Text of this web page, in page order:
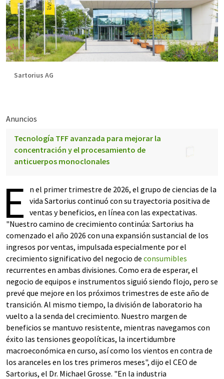
Sartorius AG
Anuncios
Tecnología TFF avanzada para mejorar la
concentración y el procesamiento de
anticuerpos monoclonales
E
n el primer trimestre de 2026, el grupo de ciencias de la
vida Sartorius continuó con su trayectoria positiva de
ventas y beneficios, en línea con las expectativas.
"Nuestro camino de crecimiento continúa: Sartorius ha
comenzado el año 2026 con una expansión sustancial de los
ingresos por ventas, impulsada especialmente por el
crecimiento significativo del negocio de consumibles
recurrentes en ambas divisiones. Como era de esperar, el
negocio de equipos e instrumentos siguió siendo flojo, pero se
prevé que mejore en los próximos trimestres de este año de
transición. Al mismo tiempo, la división de laboratorio ha
vuelto a la senda del crecimiento. Nuestro margen de
beneficios se mantuvo resistente, mientras navegamos con
éxito las tensiones geopolíticas, la incertidumbre
macroeconómica en curso, así como los vientos en contra de
los aranceles en los tres primeros meses", dijo el CEO de
Sartorius, el Dr. Michael Grosse. "En la industria